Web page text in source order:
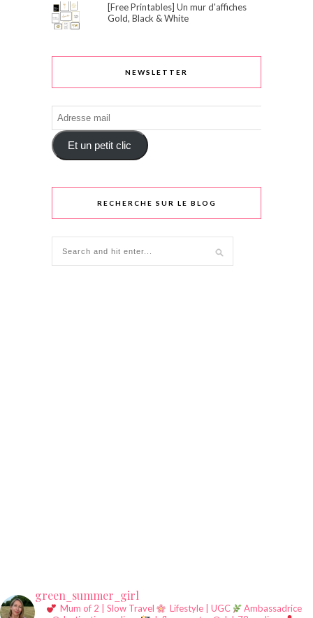
[Free Printables] Un mur d'affiches
Gold, Black & White
NEWSLETTER
Adresse
mail
Et un petit clic
RECHERCHE SUR LE BLOG
green_summer_girl
Mum of 2 | Slow Travel Lifestyle | UGC
Ambassadrice